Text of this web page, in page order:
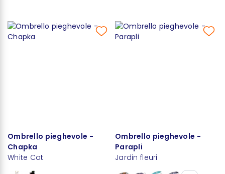
Ombrello pieghevole -
Chapka
White Cat
Ombrello pieghevole -
Parapli
Jardin fleuri